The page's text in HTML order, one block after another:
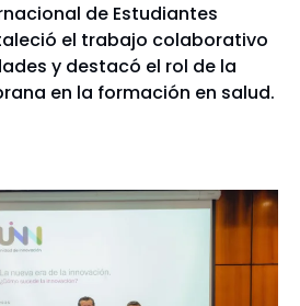
de Estudiantes
el trabajo colaborativo
y destacó el rol de la
en la formación en salud.